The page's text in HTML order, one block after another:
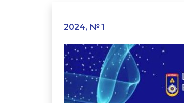
2024, № 1